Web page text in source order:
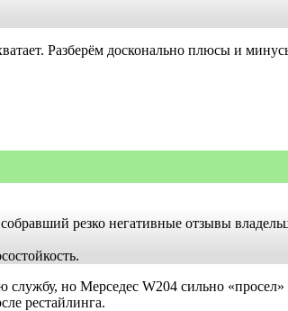
Разберём досконально плюсы и
резко негативные отзывы
но Мерседес W204 сильно
рестайлинга.